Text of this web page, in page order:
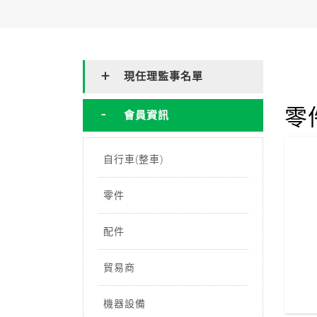
現任理監事名單
會員資訊
自行車(整車)
零件
配件
貿易商
機器設備
零